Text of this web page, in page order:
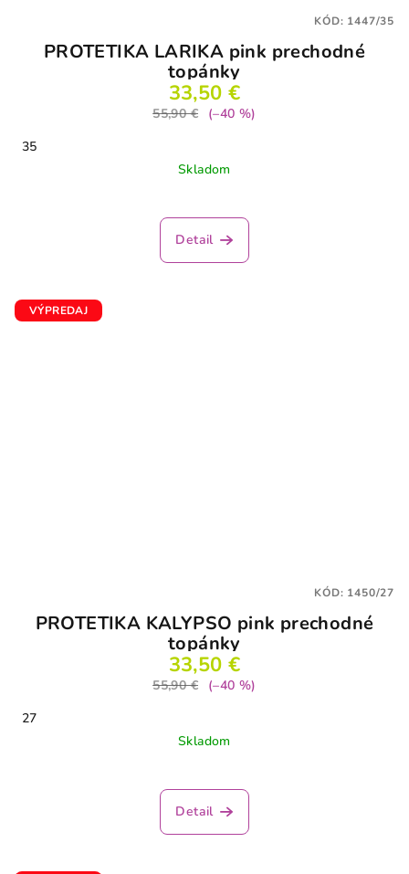
PROTETIKA LARIKA pink prechodné
topánky
33,50 €
55,90 €
(–40 %)
35
Skladom
Detail
KÓD: 1447/35
VÝPREDAJ
PROTETIKA KALYPSO pink prechodné
topánky
33,50 €
55,90 €
(–40 %)
27
Skladom
Detail
KÓD: 1450/27